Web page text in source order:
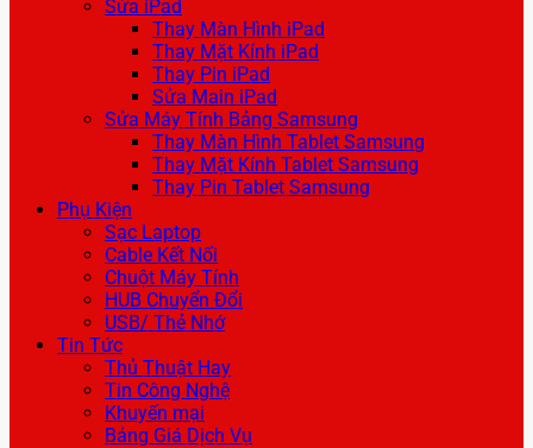
Sửa iPad
Thay Màn Hình iPad
Thay Mặt Kính iPad
Thay Pin iPad
Sửa Main iPad
Sửa Máy Tính Bảng Samsung
Thay Màn Hình Tablet Samsung
Thay Mặt Kính Tablet Samsung
Thay Pin Tablet Samsung
Phụ Kiện
Sạc Laptop
Cable Kết Nối
Chuột Máy Tính
HUB Chuyển Đổi
USB/ Thẻ Nhớ
Tin Tức
Thủ Thuật Hay
Tin Công Nghệ
Khuyến mại
Bảng Giá Dịch Vụ